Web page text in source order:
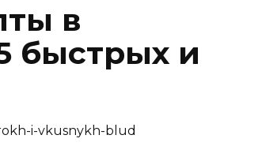
в
быстрых и